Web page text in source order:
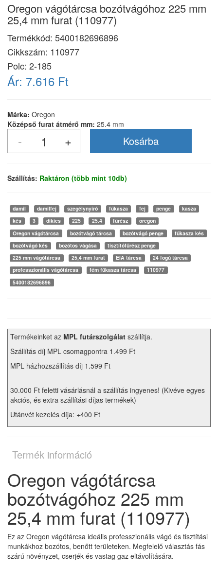
Oregon vágótárcsa bozótvágóhoz 225 mm
25,4 mm furat (110977)
Termékkód: 5400182696896
Cikkszám: 110977
Polc: 2-185
Ár: 7.616 Ft
Márka: Oregon
Középső furat átmérő mm: 25.4 mm
Szállítás: Raktáron (több mint 10db)
damil damilfej szegélynyíró fűkasza fej penge
kasza
kés
3 dikics 225 25.4 fűrész
oregon
Oregon vágótárcsa
bozótvágó tárcsa bozótvágó penge
fűkasza kés
bozótvágó kés
bozótos vágása
tisztítófűrész penge
225 mm vágótárcsa
25,4 mm furat EIA tárcsa
24 fogú tárcsa
professzionális vágótárcsa
fém fűkasza tárcsa
110977
5400182696896
Termékeinket az MPL futárszolgálat szállítja.
Szállítás díj MPL csomagpontra 1.499 Ft
MPL házhozszállítás díj 1.599 Ft
30.000 Ft feletti vásárlásnál a szállítás ingyenes! (Kivéve egyes
akciós, és extra szállítási díjas termékek)
Utánvét kezelés díja: +400 Ft
Termék információ
Oregon vágótárcsa
bozótvágóhoz 225 mm
25,4 mm furat (110977)
Ez az Oregon vágótárcsa ideális professzionális vágó és tisztítási
munkákhoz bozótos, benőtt területeken. Megfelelő választás fás
szárú növényzet, cserjék és vastag gaz eltávolítására.